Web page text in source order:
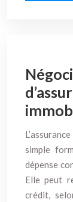
simple
dépense
Elle peut
crédit,